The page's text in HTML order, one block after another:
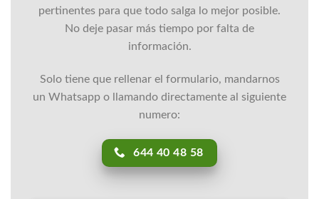
pertinentes para que todo salga lo mejor posible.
No deje pasar más tiempo por falta de
información.
Solo tiene que rellenar el formulario, mandarnos
un Whatsapp o llamando directamente al siguiente
numero:
644 40 48 58